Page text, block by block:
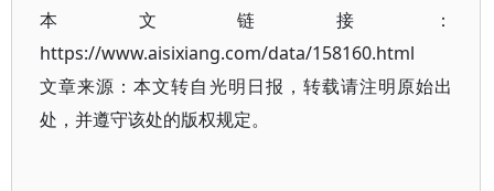
本文链接：
https://www.aisixiang.com/data/158160.html
文章来源：本文转自光明日报，转载请注明原始出
处，并遵守该处的版权规定。